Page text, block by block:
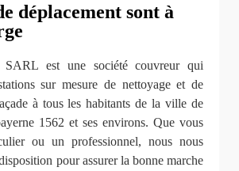
déplacement sont à
SARL est une société couvreur qui
sur mesure de nettoyage et de
à tous les habitants de la ville de
1562 et ses environs. Que vous
ou un professionnel, nous nous
pour assurer la bonne marche